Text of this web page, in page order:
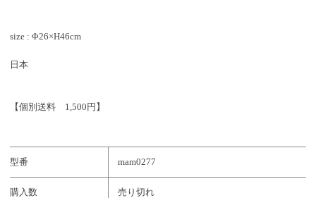
size : Φ26×H46cm
日本
【個別送料 1,500円】
型番 mam0277
購入数 売り切れ